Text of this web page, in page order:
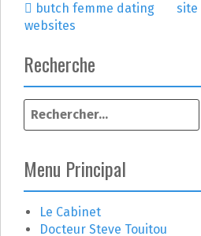
N
a
v
i
g
a
t
butch femme dating
websites
site
Recherche
e
h
e
r
c
h
Menu Principal
Le Cabinet
Docteur Steve Touitou